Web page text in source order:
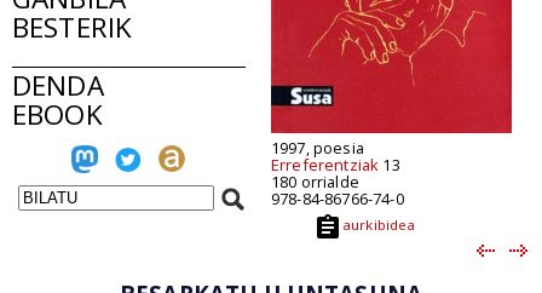
BESTERIK
DENDA
EBOOK
1997, poesia
Erreferentziak 13
180 orrialde
978-84-86766-74-0
aurkibidea